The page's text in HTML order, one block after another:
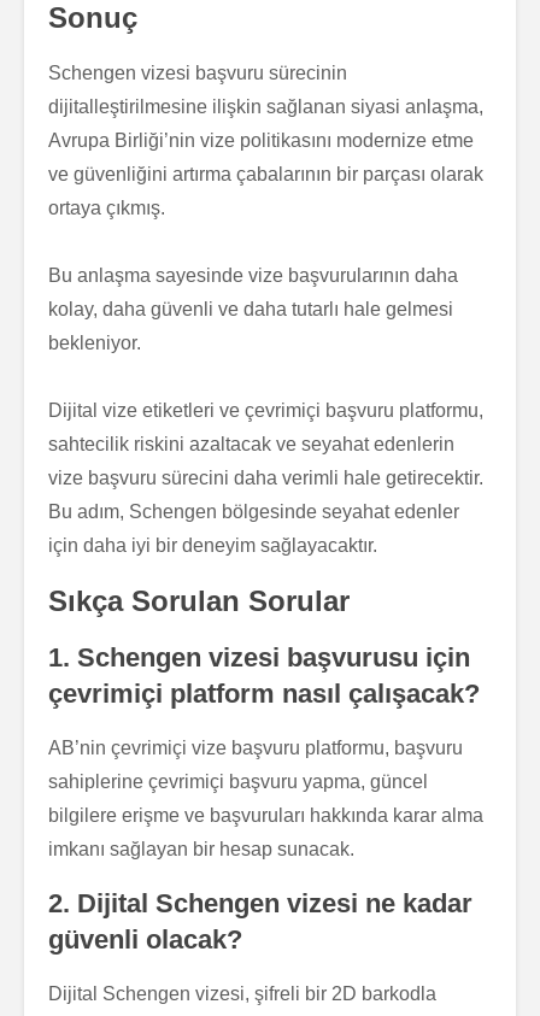
Sonuç
Schengen vizesi başvuru sürecinin
dijitalleştirilmesine ilişkin sağlanan siyasi anlaşma,
Avrupa Birliği’nin vize politikasını modernize etme
ve güvenliğini artırma çabalarının bir parçası olarak
ortaya çıkmış.
Bu anlaşma sayesinde vize başvurularının daha
kolay, daha güvenli ve daha tutarlı hale gelmesi
bekleniyor.
Dijital vize etiketleri ve çevrimiçi başvuru platformu,
sahtecilik riskini azaltacak ve seyahat edenlerin
vize başvuru sürecini daha verimli hale getirecektir.
Bu adım, Schengen bölgesinde seyahat edenler
için daha iyi bir deneyim sağlayacaktır.
Sıkça Sorulan Sorular
1. Schengen vizesi başvurusu için
çevrimiçi platform nasıl çalışacak?
AB’nin çevrimiçi vize başvuru platformu, başvuru
sahiplerine çevrimiçi başvuru yapma, güncel
bilgilere erişme ve başvuruları hakkında karar alma
imkanı sağlayan bir hesap sunacak.
2. Dijital Schengen vizesi ne kadar
güvenli olacak?
Dijital Schengen vizesi, şifreli bir 2D barkodla